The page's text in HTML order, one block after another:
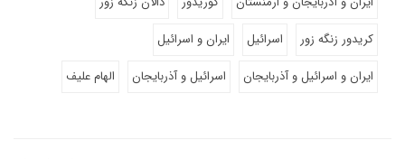
کریدور زنگه زور
اسرائیل
ایران و اسرائیل
ایران و اسرائیل و آذربایجان
اسرائیل و آذربایجان الهام علیف